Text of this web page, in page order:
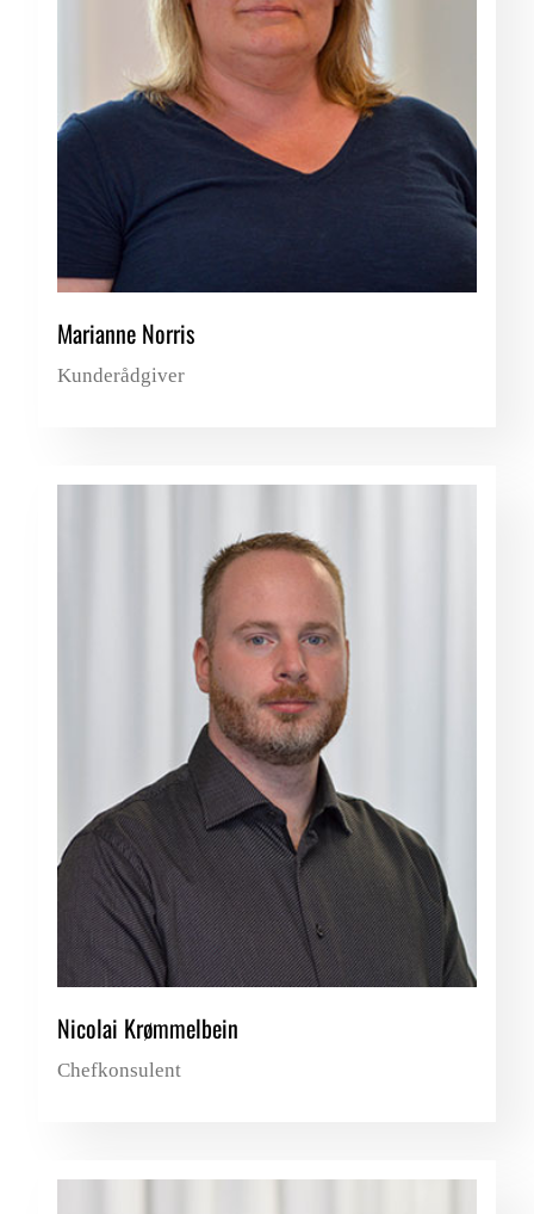
Marianne Norris
Kunderådgiver
Nicolai Krømmelbein
Chefkonsulent